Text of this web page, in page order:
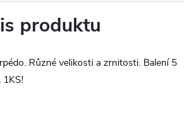
produktu
Různé velikosti a zrnitosti. Balení 5
1KS!